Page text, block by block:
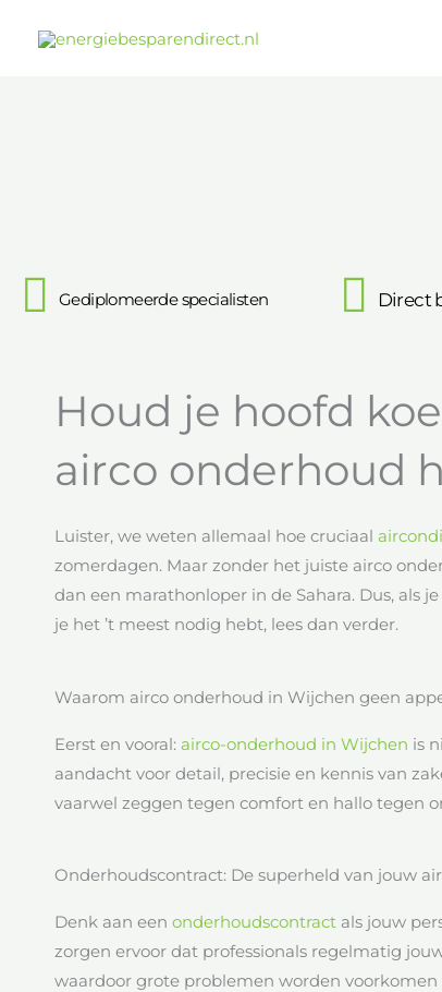
Gediplomeerde specialisten Direct
Houd je hoofd
airco onderhoud
Luister, we weten allemaal hoe cruciaal
zomerdagen. Maar zonder het juiste airco
dan een marathonloper in de Sahara. Dus, als
je het ’t meest nodig hebt, lees dan verder.
Waarom airco onderhoud in Wijchen geen
Eerst en vooral: airco-onderhoud in Wijchen is
aandacht voor detail, precisie en kennis van
vaarwel zeggen tegen comfort en hallo tegen
Onderhoudscontract: De superheld van jouw
Denk aan een onderhoudscontract als jouw
zorgen ervoor dat professionals regelmatig
waardoor grote problemen worden voorkomen